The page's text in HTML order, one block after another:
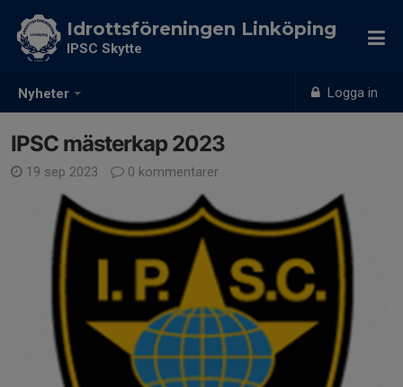
Nyheter Logga in
Idrottsföreningen Linköping
IPSC Skytte
IPSC mästerkap 2023
19 sep 2023 0 kommentarer